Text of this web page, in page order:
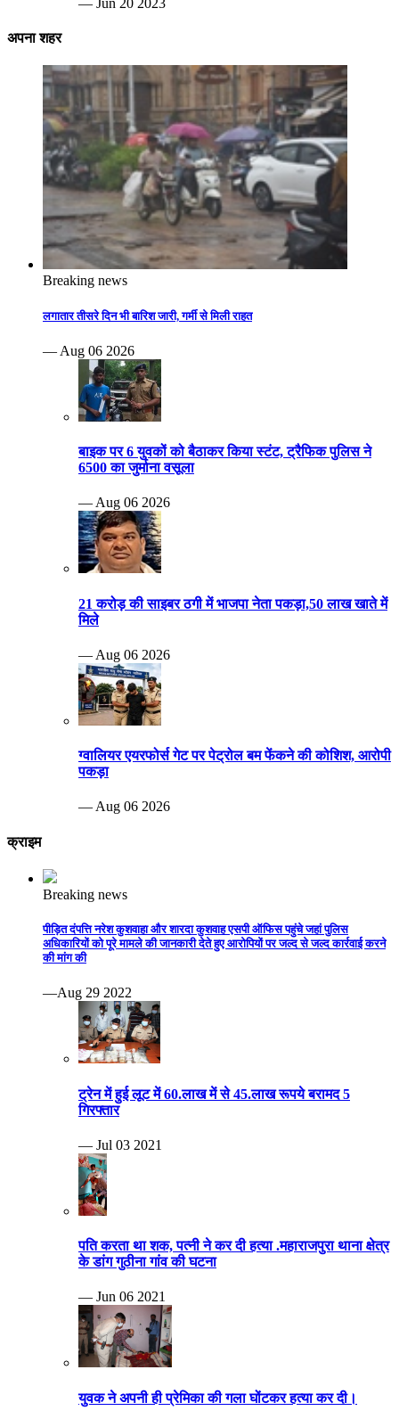
— Jun 20 2023
अपना शहर
Breaking news
लगातार तीसरे दिन भी बारिश जारी, गर्मी से मिली राहत
— Aug 06 2026
बाइक पर 6 युवकों को बैठाकर किया स्टंट, ट्रैफिक पुलिस ने
6500 का जुर्माना वसूला
— Aug 06 2026
21 करोड़ की साइबर ठगी में भाजपा नेता पकड़ा,50 लाख खाते में
मिले
— Aug 06 2026
ग्वालियर एयरफोर्स गेट पर पेट्रोल बम फेंकने की कोशिश, आरोपी
पकड़ा
— Aug 06 2026
क्राइम
Breaking news
पीड़ित दंपत्ति नरेश कुशवाहा और शारदा कुशवाह एसपी ऑफिस पहुंचे जहां पुलिस
अधिकारियों को पूरे मामले की जानकारी देते हुए आरोपियों पर जल्द से जल्द कार्रवाई करने
की मांग की
—Aug 29 2022
ट्रेन में हुई लूट में 60.लाख में से 45.लाख रूपये बरामद 5
गिरफ्तार
— Jul 03 2021
पति करता था शक, पत्नी ने कर दी हत्या .महाराजपुरा थाना क्षेत्र
के डांग गुठीना गांव की घटना
— Jun 06 2021
युवक ने अपनी ही प्रेमिका की गला घोंटकर हत्या कर दी।